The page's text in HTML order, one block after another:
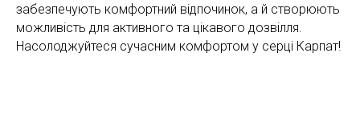
забезпечують комфортний відпочинок, а й створюють
можливість для активного та цікавого дозвілля.
Насолоджуйтеся сучасним комфортом у серці Карпат!